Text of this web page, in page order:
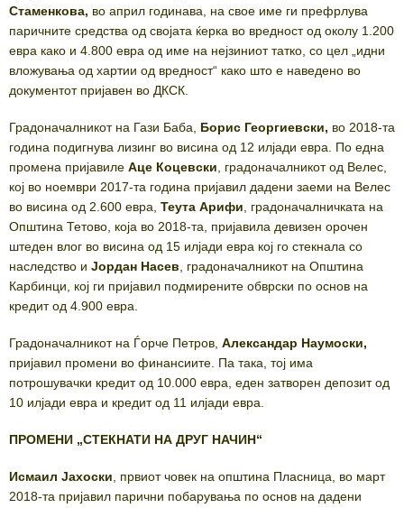
Стаменкова, во април годинава, на свое име ги префрлува
паричните средства од својата ќерка во вредност од околу 1.200
евра како и 4.800 евра од име на нејзиниот татко, со цел „идни
вложувања од хартии од вредност“ како што е наведено во
документот пријавен во ДКСК.
Градоначалникот на Гази Баба, Борис Георгиевски, во 2018-та
година подигнува лизинг во висина од 12 илјади евра. По една
промена пријавиле Аце Коцевски, градоначалникот од Велес,
кој во ноември 2017-та година пријавил дадени заеми на Велес
во висина од 2.600 евра, Теута Арифи, градоначалничката на
Општина Тетово, која во 2018-та, пријавила девизен орочен
штеден влог во висина од 15 илјади евра кој го стекнала со
наследство и Јордан Насев, градоначалникот на Општина
Карбинци, кој ги пријавил подмирените обврски по основ на
кредит од 4.900 евра.
Градоначалникот на Ѓорче Петров, Александар Наумоски,
пријавил промени во финансиите. Па така, тој има
потрошувачки кредит од 10.000 евра, еден затворен депозит од
10 илјади евра и кредит од 11 илјади евра.
ПРОМЕНИ „СТЕКНАТИ НА ДРУГ НАЧИН“
Исмаил Јахоски, првиот човек на општина Пласница, во март
2018-та пријавил парични побарувања по основ на дадени